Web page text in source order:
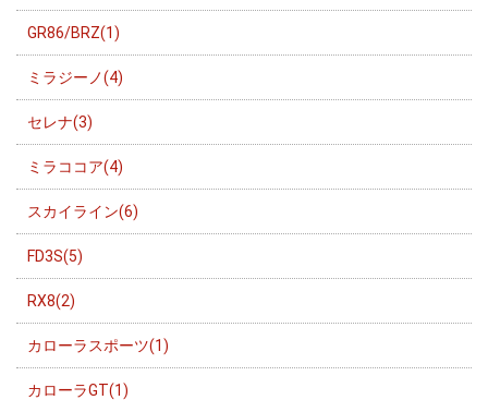
GR86/BRZ(1)
ミラジーノ(4)
セレナ(3)
ミラココア(4)
スカイライン(6)
FD3S(5)
RX8(2)
カローラスポーツ(1)
カローラGT(1)